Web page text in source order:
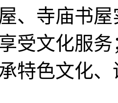
、寺庙书
受文化服
特色文化